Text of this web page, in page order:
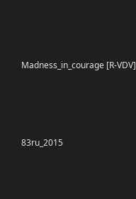
Madness_in_courage [R-VDV]
83ru_2015